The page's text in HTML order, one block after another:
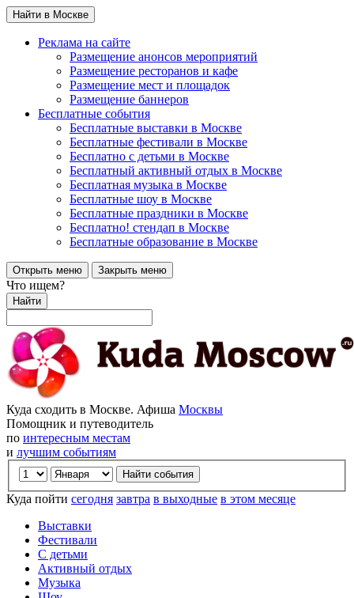
Найти в Москве
Реклама на сайте
Размещение анонсов мероприятий
Размещение ресторанов и кафе
Размещение мест и площадок
Размещение баннеров
Бесплатные события
Бесплатные выставки в Москве
Бесплатные фестивали в Москве
Бесплатно с детьми в Москве
Бесплатный активный отдых в Москве
Бесплатная музыка в Москве
Бесплатные шоу в Москве
Бесплатные праздники в Москве
Бесплатно! стендап в Москве
Бесплатные образование в Москве
Открыть меню Закрыть меню
Что ищем?
Найти
Куда сходить в Москве. Афиша Москвы
Помощник и путеводитель
по интересным местам
и лучшим событиям
Куда пойти сегодня завтра в выходные в этом месяце
Выставки
Фестивали
С детьми
Активный отдых
Музыка